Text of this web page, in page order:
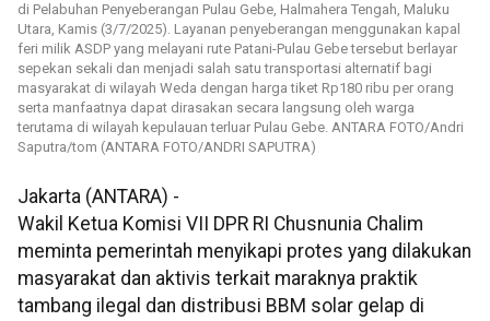
di Pelabuhan Penyeberangan Pulau Gebe, Halmahera Tengah, Maluku
Utara, Kamis (3/7/2025). Layanan penyeberangan menggunakan kapal
feri milik ASDP yang melayani rute Patani-Pulau Gebe tersebut berlayar
sepekan sekali dan menjadi salah satu transportasi alternatif bagi
masyarakat di wilayah Weda dengan harga tiket Rp180 ribu per orang
serta manfaatnya dapat dirasakan secara langsung oleh warga
terutama di wilayah kepulauan terluar Pulau Gebe. ANTARA FOTO/Andri
Saputra/tom (ANTARA FOTO/ANDRI SAPUTRA)
Jakarta (ANTARA) -
Wakil Ketua Komisi VII DPR RI Chusnunia Chalim
meminta pemerintah menyikapi protes yang dilakukan
masyarakat dan aktivis terkait maraknya praktik
tambang ilegal dan distribusi BBM solar gelap di